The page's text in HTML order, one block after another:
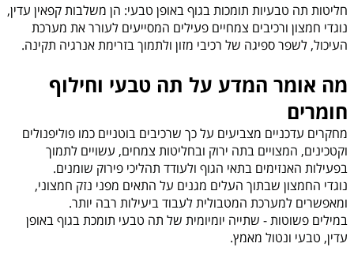
חליטות תה טבעיות תומכות בגוף באופן טבעי: הן משלבות קפאין עדין,
נוגדי חמצון ורכיבים צמחיים פעילים המסייעים לעורר את מערכת
העיכול, לשפר ספיגה של רכיבי מזון ולתמוך בזרימת אנרגיה תקינה.
מה אומר המדע על תה טבעי וחילוף
חומרים
מחקרים עדכניים מצביעים על כך שרכיבים בוטניים כמו פוליפנולים
וקטכינים, המצויים בתה ירוק ובחליטות צמחים, עשויים לתמוך
בפעילות האנזימים בתאי הגוף ולעודד תהליכי פירוק שומנים.
נוגדי החמצון שבתוך העלים מגנים על התאים מפני נזק חמצוני,
ומאפשרים למערכת המטבולית לעבוד ביעילות רבה יותר.
במילים פשוטות - שתייה יומיומית של תה טבעי תומכת בגוף באופן
עדין, טבעי ונטול מאמץ.